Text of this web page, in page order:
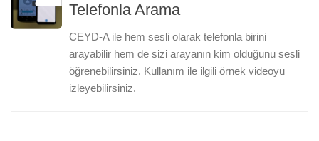
Telefonla Arama
CEYD-A ile hem sesli olarak telefonla birini
arayabilir hem de sizi arayanın kim olduğunu sesli
öğrenebilirsiniz. Kullanım ile ilgili örnek videoyu
izleyebilirsiniz.